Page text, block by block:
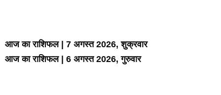
आज का राशिफल | 7 अगस्त 2026, शुक्रवार
आज का राशिफल | 6 अगस्त 2026, गुरुवार